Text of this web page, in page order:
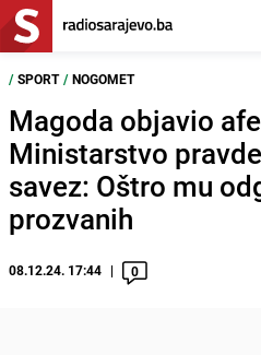
/ SPORT / NOGOMET
Magoda objavio
Ministarstvo
savez: Oštro mu
prozvanih
08.12.24. 17:44 0